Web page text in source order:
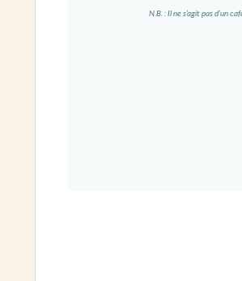
N.B. : Il ne s’agit pas d’un